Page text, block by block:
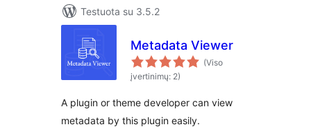
Testuota su 3.5.2
Metadata Viewer
(Viso
įvertinimų: 2)
A plugin or theme developer can view
metadata by this plugin easily.